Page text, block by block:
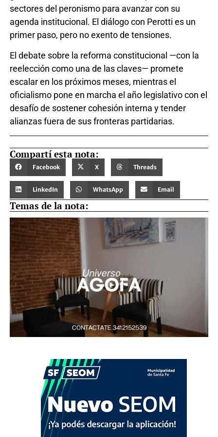
sectores del peronismo para avanzar con su
agenda institucional. El diálogo con Perotti es un
primer paso, pero no exento de tensiones.
El debate sobre la reforma constitucional —con la
reelección como una de las claves— promete
escalar en los próximos meses, mientras el
oficialismo pone en marcha el año legislativo con el
desafío de sostener cohesión interna y tender
alianzas fuera de sus fronteras partidarias.
Compartí esta nota:
Facebook X Threads
LinkedIn WhatsApp Email
Temas de la nota: